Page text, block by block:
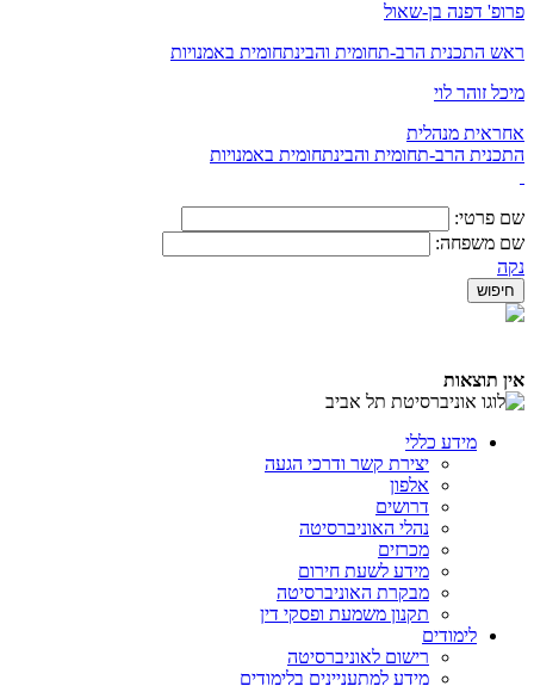
פרופ' דפנה בן-שאול
ראש התכנית הרב-תחומית והבינתחומית באמנויות
מיכל זוהר לוי
אחראית מנהלית
התכנית הרב-תחומית והבינתחומית באמנויות
שם פרטי:
שם משפחה:
נקה
אין תוצאות
מידע כללי
יצירת קשר ודרכי הגעה
אלפון
דרושים
נהלי האוניברסיטה
מכרזים
מידע לשעת חירום
מבקרת האוניברסיטה
תקנון משמעת ופסקי דין
לימודים
רישום לאוניברסיטה
מידע למתעניינים בלימודים